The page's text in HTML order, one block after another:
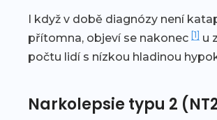
I když v době diagnózy není
přítomna, objeví se nakonec [1] u
počtu lidí s nízkou hladinou
Narkolepsie typu 2